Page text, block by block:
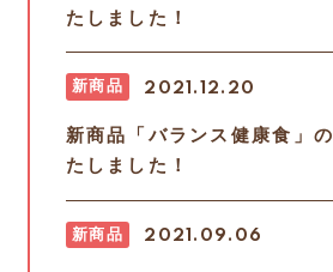
たしました！
2021.12.20
新商品
新商品「バランス健康食」
たしました！
2021.09.06
新商品